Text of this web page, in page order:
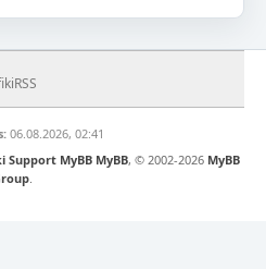
RSS
06.08.2026, 02:41
Support MyBB MyBB, © 2002-2026 MyBB
.